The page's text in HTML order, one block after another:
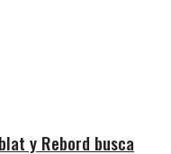
y Rebord busca